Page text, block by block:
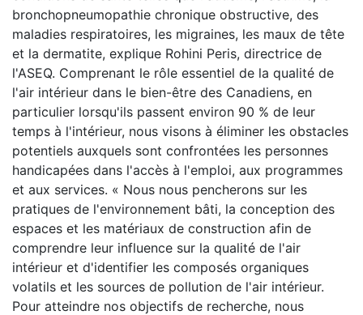
bronchopneumopathie chronique obstructive, des
maladies respiratoires, les migraines, les maux de tête
et la dermatite, explique Rohini Peris, directrice de
l'ASEQ. Comprenant le rôle essentiel de la qualité de
l'air intérieur dans le bien-être des Canadiens, en
particulier lorsqu'ils passent environ 90 % de leur
temps à l'intérieur, nous visons à éliminer les obstacles
potentiels auxquels sont confrontées les personnes
handicapées dans l'accès à l'emploi, aux programmes
et aux services. « Nous nous pencherons sur les
pratiques de l'environnement bâti, la conception des
espaces et les matériaux de construction afin de
comprendre leur influence sur la qualité de l'air
intérieur et d'identifier les composés organiques
volatils et les sources de pollution de l'air intérieur.
Pour atteindre nos objectifs de recherche, nous